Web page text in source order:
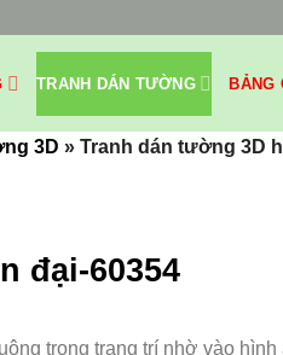
TRANH DÁN TƯỜNG BẢNG
3D » Tranh dán tường 3D
đại-60354
trong trang trí nhờ vào